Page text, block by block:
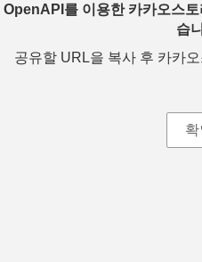
OpenAPI를 이용한 카카오스
습
공유할 URL을 복사 후 카카
확